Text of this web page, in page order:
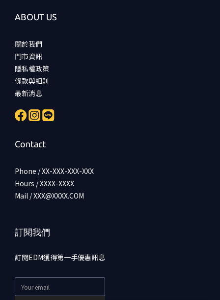
ABOUT US
關於我們
門市資訊
隱私權政策
條款與細則
最新消息
Contact
Phone / XX-XXX-XXX-XXX
Hours / XXXX-XXXX
Mail / XXX@XXXX.COM
訂閱我們
訂閱EDM獲得第一手優惠訊息